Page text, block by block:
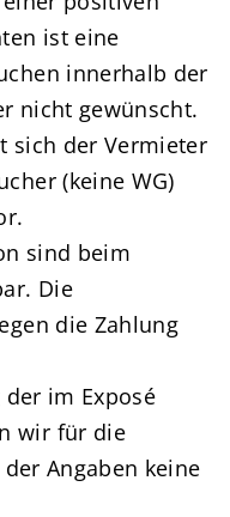
ist eine
innerhalb der
nicht gewünscht.
sich der Vermieter
(keine WG)
sind beim
Die
die Zahlung
im Exposé
wir für die
Angaben keine